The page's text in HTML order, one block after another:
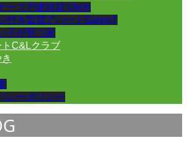
ーズ戸建賃貸 Oleth
付き賃貸アパートGarenT
子が育つ家
C&Lクラブ
シーポリシー